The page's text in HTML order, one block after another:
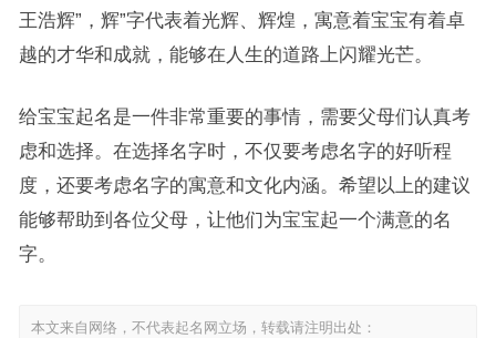
王浩辉”，辉”字代表着光辉、辉煌，寓意着宝宝有着卓
越的才华和成就，能够在人生的道路上闪耀光芒。
给宝宝起名是一件非常重要的事情，需要父母们认真考
虑和选择。在选择名字时，不仅要考虑名字的好听程
度，还要考虑名字的寓意和文化内涵。希望以上的建议
能够帮助到各位父母，让他们为宝宝起一个满意的名
字。
本文来自网络，不代表起名网立场，转载请注明出处：